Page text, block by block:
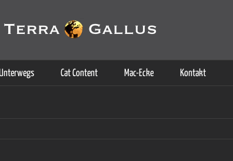
Cat Content Mac-Ecke Kontakt
die Nutzung dieser Webseite erklären Sie sich damit
Weitere Informationen